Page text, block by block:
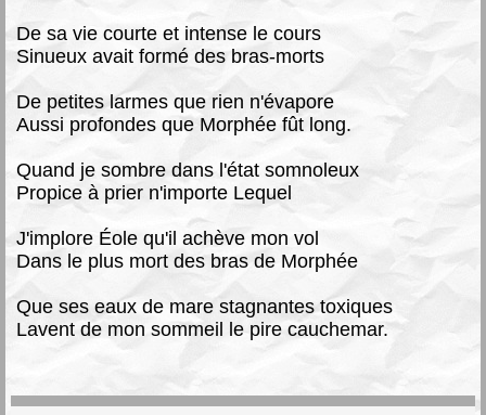
De sa vie courte et intense le cours
Sinueux avait formé des bras-morts
De petites larmes que rien n'évapore
Aussi profondes que Morphée fût long.
Quand je sombre dans l'état somnoleux
Propice à prier n'importe Lequel
J'implore Éole qu'il achève mon vol
Dans le plus mort des bras de Morphée
Que ses eaux de mare stagnantes toxiques
Lavent de mon sommeil le pire cauchemar.